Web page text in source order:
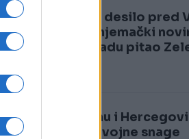
2
Sve se desilo pred
šta je njemački
Beogradu pitao
U Bosnu i
velike vojne snage